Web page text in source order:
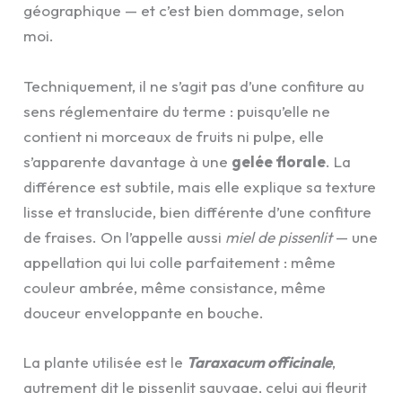
géographique — et c’est bien dommage, selon
moi.
Techniquement, il ne s’agit pas d’une confiture au
sens réglementaire du terme : puisqu’elle ne
contient ni morceaux de fruits ni pulpe, elle
s’apparente davantage à une gelée florale. La
différence est subtile, mais elle explique sa texture
lisse et translucide, bien différente d’une confiture
de fraises. On l’appelle aussi miel de pissenlit— une
appellation qui lui colle parfaitement : même
couleur ambrée, même consistance, même
douceur enveloppante en bouche.
La plante utilisée est le Taraxacum officinale,
autrement dit le pissenlit sauvage, celui qui fleurit